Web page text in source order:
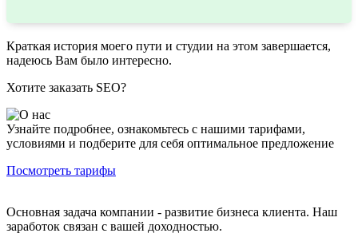
Краткая история моего пути и студии на этом завершается,
надеюсь Вам было интересно.
Хотите заказать SEO?
Узнайте подробнее, ознакомьтесь с нашими тарифами,
условиями и подберите для себя оптимальное предложение
Посмотреть тарифы
Основная задача компании - развитие бизнеса клиента. Наш
заработок связан с вашей доходностью.